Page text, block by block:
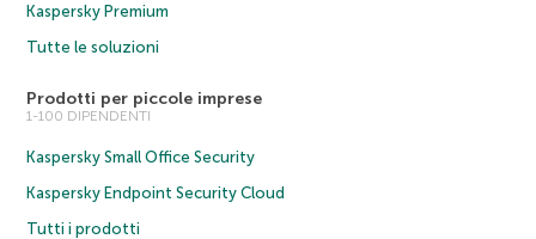
Kaspersky Premium
Tutte le soluzioni
Prodotti per piccole imprese
1-100 DIPENDENTI
Kaspersky Small Office Security
Kaspersky Endpoint Security Cloud
Tutti i prodotti